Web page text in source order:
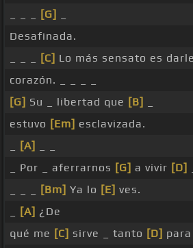
[G]
Desafinada.
[C] Lo más sensato es
corazón. _ _ _ _
[G] Su _ libertad que [B]
estuvo [Em] esclavizada.
[A]
_ Por _ aferrarnos [G] a vivir [D]
[Bm] Ya lo [E] ves.
[A] ¿De
qué me [C] sirve _ tanto [D]